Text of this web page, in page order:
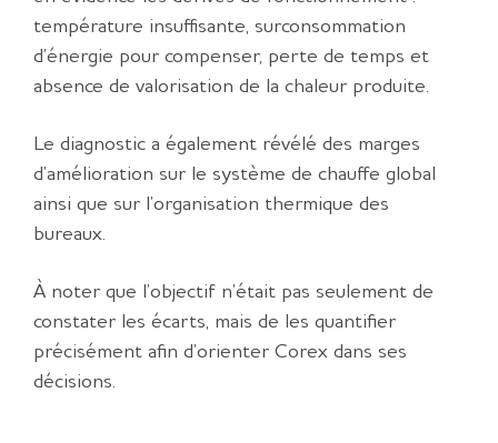
température insuffisante, surconsommation
d’énergie pour compenser, perte de temps et
absence de valorisation de la chaleur produite.
Le diagnostic a également révélé des marges
d’amélioration sur le système de chauffe global
ainsi que sur l’organisation thermique des
bureaux.
À noter que l’objectif n’était pas seulement de
constater les écarts, mais de les quantifier
précisément afin d’orienter Corex dans ses
décisions.